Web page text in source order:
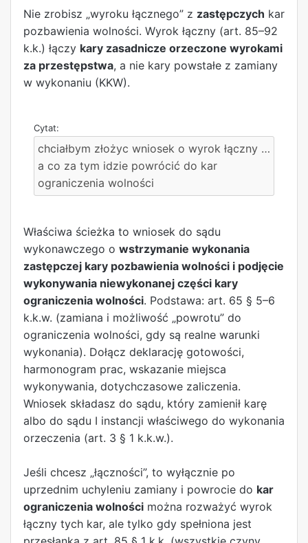
Nie zrobisz „wyroku łącznego” z zastępczych kar
pozbawienia wolności. Wyrok łączny (art. 85–92
k.k.) łączy kary zasadnicze orzeczone wyrokami
za przestępstwa, a nie kary powstałe z zamiany
w wykonaniu (KKW).
chciałbym złożyc wniosek o wyrok łączny …
a co za tym idzie powrócić do kar
ograniczenia wolności
Właściwa ścieżka to wniosek do sądu
wykonawczego o wstrzymanie wykonania
zastępczej kary pozbawienia wolności i podjęcie
wykonywania niewykonanej części kary
ograniczenia wolności. Podstawa: art. 65 § 5–6
k.k.w. (zamiana i możliwość „powrotu” do
ograniczenia wolności, gdy są realne warunki
wykonania). Dołącz deklarację gotowości,
harmonogram prac, wskazanie miejsca
wykonywania, dotychczasowe zaliczenia.
Wniosek składasz do sądu, który zamienił karę
albo do sądu I instancji właściwego do wykonania
orzeczenia (art. 3 § 1 k.k.w.).
Jeśli chcesz „łączności”, to wyłącznie po
uprzednim uchyleniu zamiany i powrocie do kar
ograniczenia wolności można rozważyć wyrok
łączny tych kar, ale tylko gdy spełniona jest